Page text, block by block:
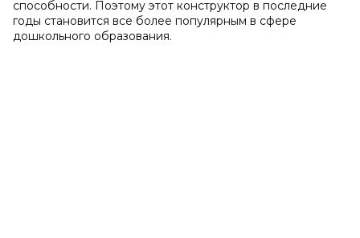
способности. Поэтому этот конструктор в последние
годы становится все более популярным в сфере
дошкольного образования.